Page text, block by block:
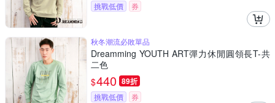
挑戰低價 券
秋冬潮流必敗單品
Dreamming YOUTH ART彈力休閒圓領長T-共
二色
$440 89折
挑戰低價 券